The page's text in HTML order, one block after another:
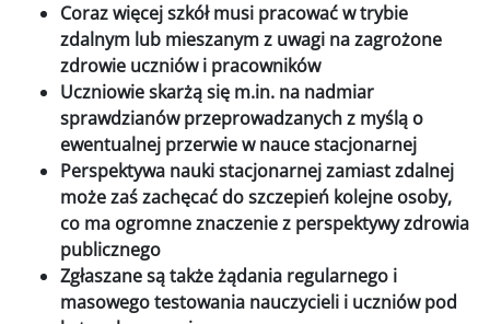
Coraz więcej szkół musi pracować w trybie
zdalnym lub mieszanym z uwagi na zagrożone
zdrowie uczniów i pracowników
Uczniowie skarżą się m.in. na nadmiar
sprawdzianów przeprowadzanych z myślą o
ewentualnej przerwie w nauce stacjonarnej
Perspektywa nauki stacjonarnej zamiast zdalnej
może zaś zachęcać do szczepień kolejne osoby,
co ma ogromne znaczenie z perspektywy zdrowia
publicznego
Zgłaszane są także żądania regularnego i
masowego testowania nauczycieli i uczniów pod